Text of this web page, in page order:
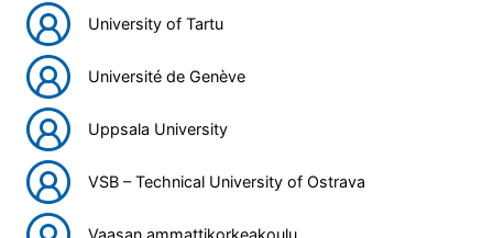
University of Tartu
Université de Genève
Uppsala University
VSB – Technical University of Ostrava
Vaasan ammattikorkeakoulu